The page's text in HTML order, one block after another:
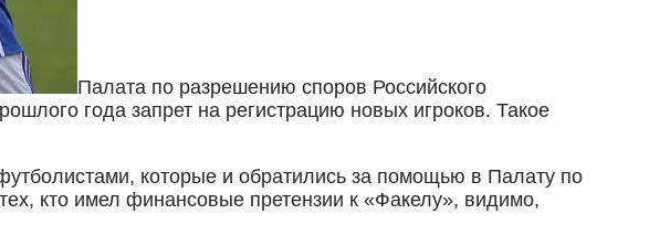
Палата по разрешению споров Российского
года запрет на регистрацию новых игроков. Такое
которые и обратились за помощью в Палату по
кто имел финансовые претензии к «Факелу», видимо,